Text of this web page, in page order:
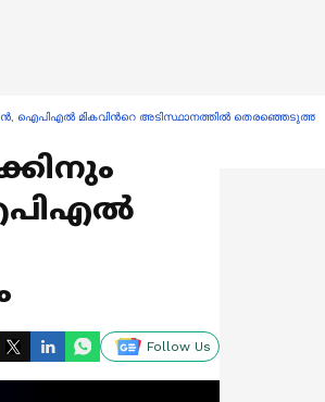
ഐപിഎൽ മികവിന്‍റെ അടിസ്ഥാനത്തില്‍ തെരഞ്ഞെടുത്ത
Follow Us